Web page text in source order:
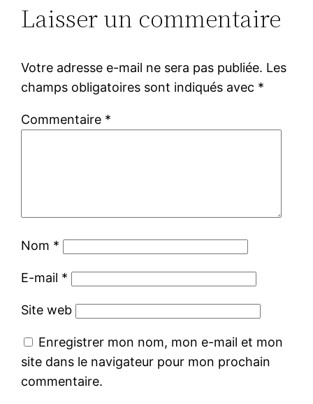
Laisser un commentaire
Votre adresse e-mail ne sera pas publiée. Les
champs obligatoires sont indiqués avec *
Commentaire *
Nom *
E-mail *
Site web
Enregistrer mon nom, mon e-mail et mon
site dans le navigateur pour mon prochain
commentaire.